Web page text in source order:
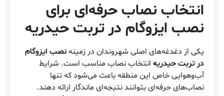
انتخاب نصاب حرفه‌ای برای
نصب ایزوگام در تربت حیدریه
یکی از دغدغه‌های اصلی شهروندان در زمینهنصب ایزوگام
در تربت حیدریه انتخاب نصاب مناسب است. شرایط
آب‌وهوایی خاص این منطقه باعث می‌شود که تنها
نصاب‌های حرفه‌ای بتوانند نتیجه‌ای ماندگار ارائه دهند.